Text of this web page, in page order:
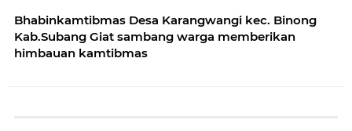
Bhabinkamtibmas Desa Karangwangi kec. Binong
Kab.Subang Giat sambang warga memberikan
himbauan kamtibmas